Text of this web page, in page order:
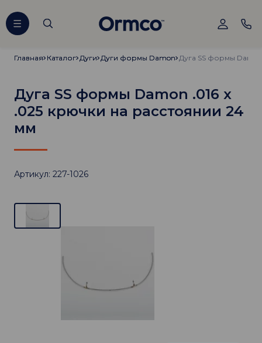
Главная
Главная Каталог
Каталог Дуги
Дуги Дуги формы Damon
Дуги формы Damon
Дуга SS формы Damon .016 х
.025 крючки на расстоянии 24
мм
Артикул: 227-1026